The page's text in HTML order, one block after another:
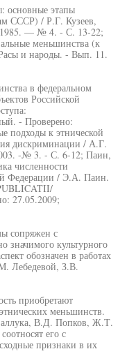
основные этапы
СССР) / Р.Г. Кузеев,
1985. — № 4. - С. 13-22;
меньшинства (к
и народы. - Вып. 11.
в федеральном
Российской
- Проверено:
подходы к этнической
дискриминации / А.Г.
-№ 3. - С. 6-12; Паин,
численности
Федерации / Э.А. Паин.
27.05.2009;
сопряжен с
значимого культурного
обозначен в работах
Лебедевой, З.В.
приобретают
меньшинств.
В.Д. Попков, Ж.Т.
его с
признаки в их